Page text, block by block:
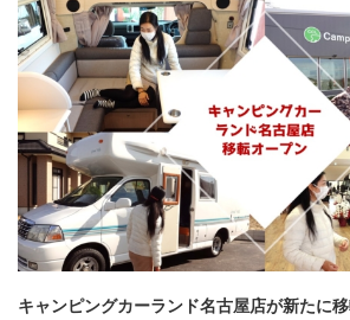
キャンピングカーランド名古屋店が新たに移